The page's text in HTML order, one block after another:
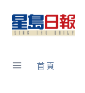
content
首頁